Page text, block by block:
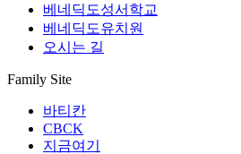
베네딕도성서학교
베네딕도유치원
오시는 길
Family Site
바티칸
CBCK
지금여기